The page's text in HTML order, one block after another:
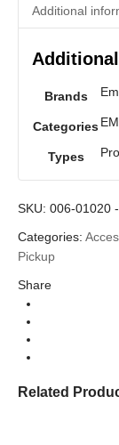
Additional
Brands
Categories
Types
SKU: 006-01020 -
Categories:
Pickup
Share
Related